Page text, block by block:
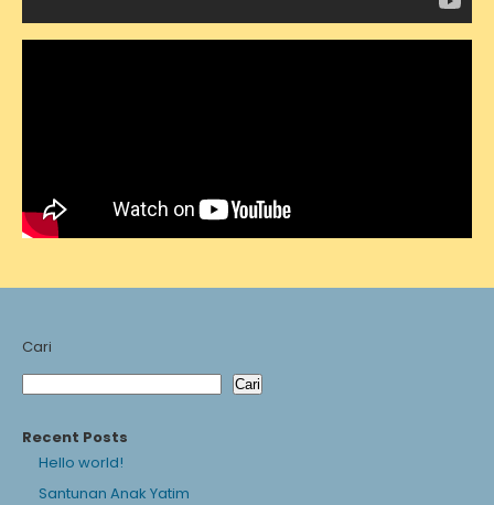
Cari
Cari
Recent Posts
Hello world!
Santunan Anak Yatim